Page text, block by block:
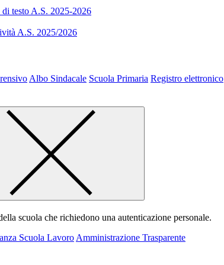
testo A.S. 2025-2026
A.S. 2025/2026
Albo Sindacale Scuola Primaria Registro elettronico
scuola che richiedono una autenticazione personale.
Scuola Lavoro Amministrazione Trasparente